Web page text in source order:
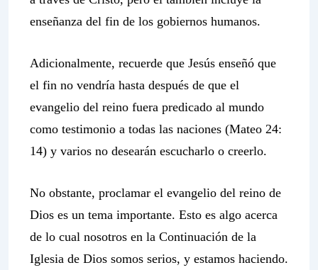
enseñanza del fin de los gobiernos humanos.
Adicionalmente, recuerde que Jesús enseñó que
el fin no vendría hasta después de que el
evangelio del reino fuera predicado al mundo
como testimonio a todas las naciones (Mateo 24:
14) y varios no desearán escucharlo o creerlo.
No obstante, proclamar el evangelio del reino de
Dios es un tema importante. Esto es algo acerca
de lo cual nosotros en la Continuación de la
Iglesia de Dios somos serios, y estamos haciendo.